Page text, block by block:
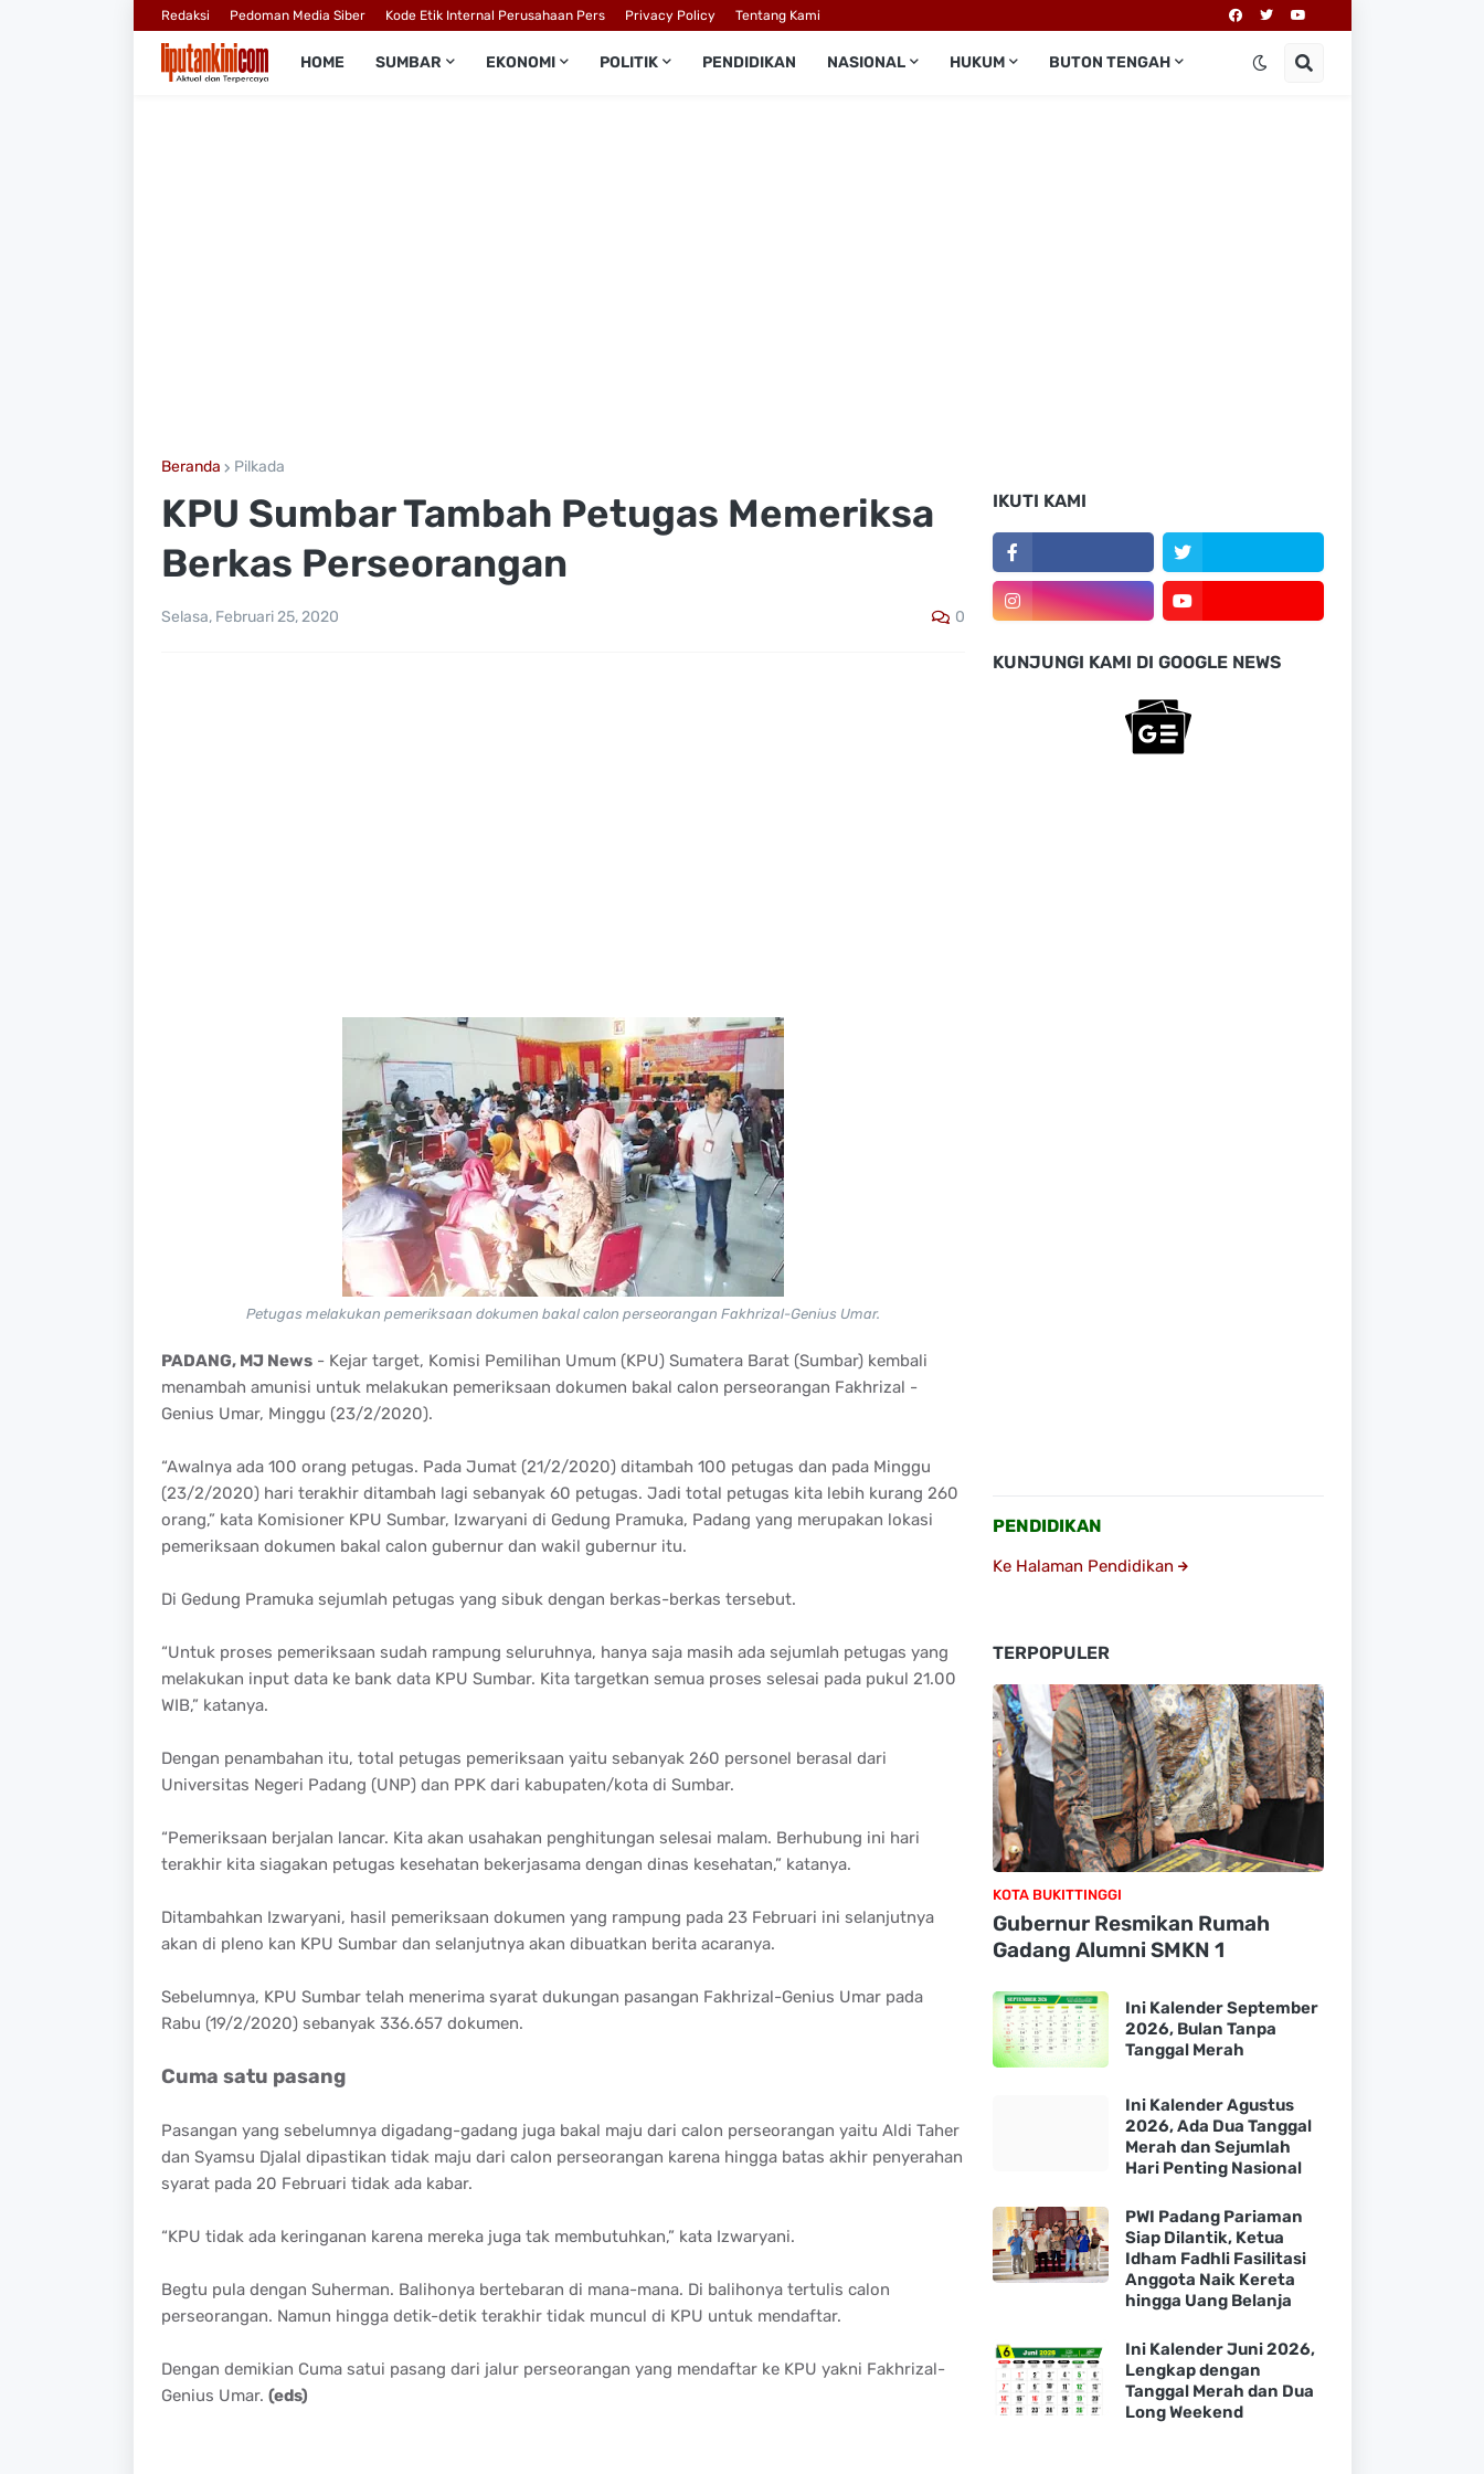
Redaksi Pedoman Media Siber Kode Etik Internal Perusahaan Pers Privacy Policy Tentang Kami
HOME SUMBAR EKONOMI POLITIK PENDIDIKAN NASIONAL HUKUM BUTON TENGAH
Beranda Pilkada
KPU Sumbar Tambah Petugas Memeriksa
Berkas Perseorangan
Selasa, Februari 25, 2020 0
Petugas melakukan pemeriksaan dokumen bakal calon perseorangan Fakhrizal-Genius Umar.
PADANG, MJ News- Kejar target, Komisi Pemilihan Umum (KPU) Sumatera Barat (Sumbar) kembali
menambah amunisi untuk melakukan pemeriksaan dokumen bakal calon perseorangan Fakhrizal -
Genius Umar, Minggu (23/2/2020).
“Awalnya ada 100 orang petugas. Pada Jumat (21/2/2020) ditambah 100 petugas dan pada Minggu
(23/2/2020) hari terakhir ditambah lagi sebanyak 60 petugas. Jadi total petugas kita lebih kurang 260
orang,” kata Komisioner KPU Sumbar, Izwaryani di Gedung Pramuka, Padang yang merupakan lokasi
pemeriksaan dokumen bakal calon gubernur dan wakil gubernur itu.
Di Gedung Pramuka sejumlah petugas yang sibuk dengan berkas-berkas tersebut.
“Untuk proses pemeriksaan sudah rampung seluruhnya, hanya saja masih ada sejumlah petugas yang
melakukan input data ke bank data KPU Sumbar. Kita targetkan semua proses selesai pada pukul 21.00
WIB,” katanya.
Dengan penambahan itu, total petugas pemeriksaan yaitu sebanyak 260 personel berasal dari
Universitas Negeri Padang (UNP) dan PPK dari kabupaten/kota di Sumbar.
“Pemeriksaan berjalan lancar. Kita akan usahakan penghitungan selesai malam. Berhubung ini hari
terakhir kita siagakan petugas kesehatan bekerjasama dengan dinas kesehatan,” katanya.
Ditambahkan Izwaryani, hasil pemeriksaan dokumen yang rampung pada 23 Februari ini selanjutnya
akan di pleno kan KPU Sumbar dan selanjutnya akan dibuatkan berita acaranya.
Sebelumnya, KPU Sumbar telah menerima syarat dukungan pasangan Fakhrizal-Genius Umar pada
Rabu (19/2/2020) sebanyak 336.657 dokumen.
Cuma satu pasang
Pasangan yang sebelumnya digadang-gadang juga bakal maju dari calon perseorangan yaitu Aldi Taher
dan Syamsu Djalal dipastikan tidak maju dari calon perseorangan karena hingga batas akhir penyerahan
syarat pada 20 Februari tidak ada kabar.
“KPU tidak ada keringanan karena mereka juga tak membutuhkan,” kata Izwaryani.
Begtu pula dengan Suherman. Balihonya bertebaran di mana-mana. Di balihonya tertulis calon
perseorangan. Namun hingga detik-detik terakhir tidak muncul di KPU untuk mendaftar.
Dengan demikian Cuma satui pasang dari jalur perseorangan yang mendaftar ke KPU yakni Fakhrizal-
Genius Umar. (eds)
IKUTI KAMI
KUNJUNGI KAMI DI GOOGLE NEWS
PENDIDIKAN
Ke Halaman Pendidikan
TERPOPULER
KOTA BUKITTINGGI
Gubernur Resmikan Rumah
Gadang Alumni SMKN 1
Ini Kalender September
2026, Bulan Tanpa
Tanggal Merah
Ini Kalender Agustus
2026, Ada Dua Tanggal
Merah dan Sejumlah
Hari Penting Nasional
PWI Padang Pariaman
Siap Dilantik, Ketua
Idham Fadhli Fasilitasi
Anggota Naik Kereta
hingga Uang Belanja
Ini Kalender Juni 2026,
Lengkap dengan
Tanggal Merah dan Dua
Long Weekend